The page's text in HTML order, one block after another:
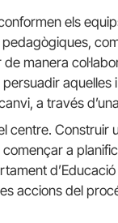
els
manera
a través
centre. Construir
a
accions del